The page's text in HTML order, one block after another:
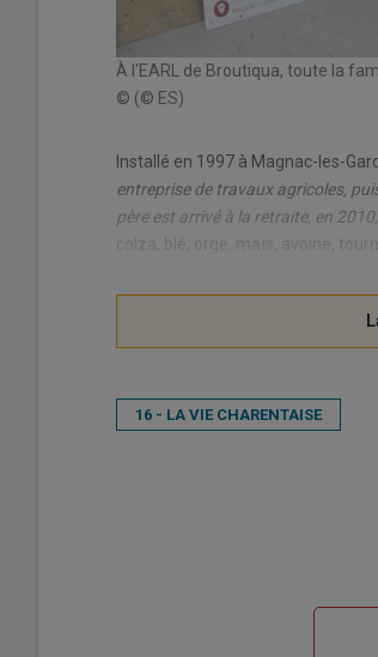
À l'EARL de Broutiqua, toute la
© (© ES)
Installé en 1997 à Magnac-les-
entreprise de travaux agricoles,
père est arrivé à la retraite, en
16 - LA VIE CHARENTAISE